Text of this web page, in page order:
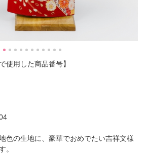
使用した商品番号】
色の生地に、豪華でおめでたい吉祥文様
。